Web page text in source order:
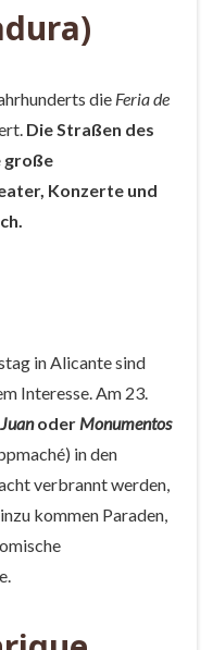
die Feria de
Die Straßen des
große
Konzerte und
in Alicante sind
Interesse. Am 23.
oder Monumentos
in den
verbrannt werden,
kommen Paraden,